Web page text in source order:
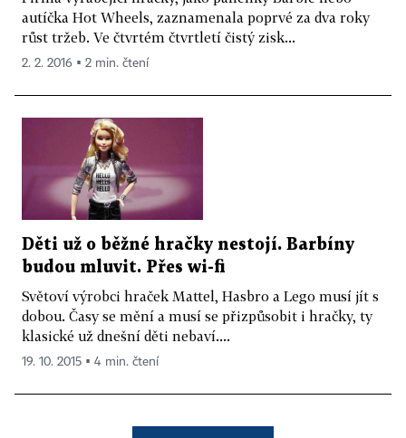
autíčka Hot Wheels, zaznamenala poprvé za dva roky
růst tržeb. Ve čtvrtém čtvrtletí čistý zisk...
2. 2. 2016 ▪ 2 min. čtení
Děti už o běžné hračky nestojí. Barbíny
budou mluvit. Přes wi-fi
Světoví výrobci hraček Mattel, Hasbro a Lego musí jít s
dobou. Časy se mění a musí se přizpůsobit i hračky, ty
klasické už dnešní děti nebaví....
19. 10. 2015 ▪ 4 min. čtení